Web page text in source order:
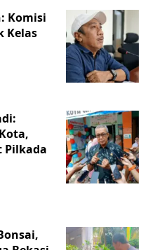
Komisi
Kelas
Pilkada